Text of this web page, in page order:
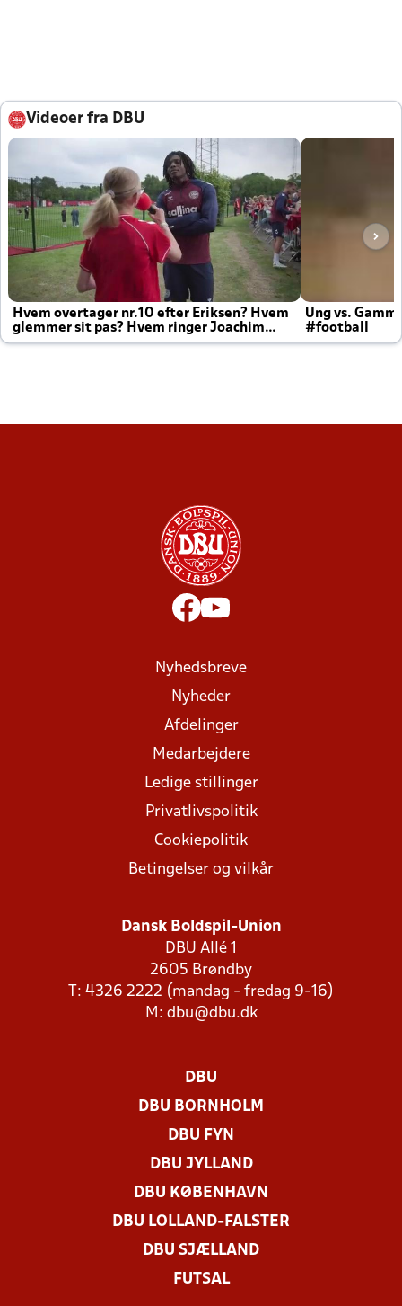
Videoer fra DBU
Hvem overtager nr.10 efter Eriksen? Hvem
glemmer sit pas? Hvem ringer Joachim
altid til efter kampe?
Ung vs.
#football
Nyhedsbreve
Nyheder
Afdelinger
Medarbejdere
Ledige stillinger
Privatlivspolitik
Cookiepolitik
Betingelser og vilkår
Dansk Boldspil-Union
DBU Allé 1
2605 Brøndby
T: 4326 2222 (mandag - fredag 9-16)
M: dbu@dbu.dk
DBU
DBU BORNHOLM
DBU FYN
DBU JYLLAND
DBU KØBENHAVN
DBU LOLLAND-FALSTER
DBU SJÆLLAND
FUTSAL